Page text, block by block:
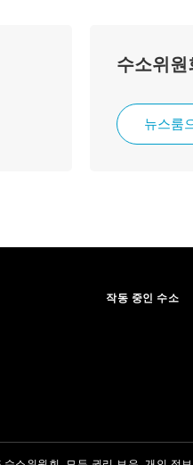
수소위
뉴스룸
작동 중인 수소